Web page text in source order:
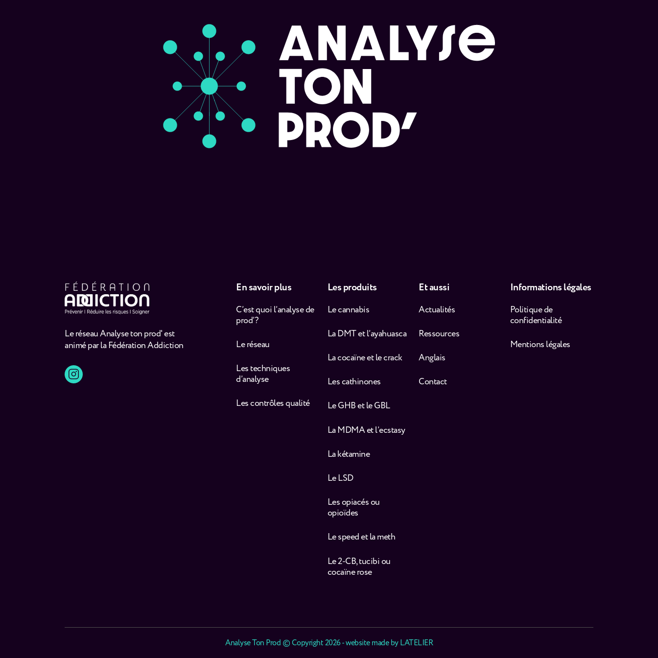
Le réseau Analyse ton prod' est
animé par la Fédération Addiction
En savoir plus
C’est quoi l’analyse de
prod’ ?
Le réseau
Les techniques
d’analyse
Les contrôles qualité
Les produits
Le cannabis
La DMT et l’ayahuasca
La cocaïne et le crack
Les cathinones
Le GHB et le GBL
La MDMA et l’ecstasy
La kétamine
Le LSD
Les opiacés ou
opioïdes
Le speed et la meth
Le 2-CB, tucibi ou
cocaïne rose
Et aussi
Actualités
Ressources
Anglais
Contact
Informations légales
Politique de
confidentialité
Mentions légales
Analyse Ton Prod © Copyright 2026 - website made byLATELIER